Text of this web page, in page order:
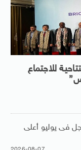
للاجتماع
فى يوليو أعلى